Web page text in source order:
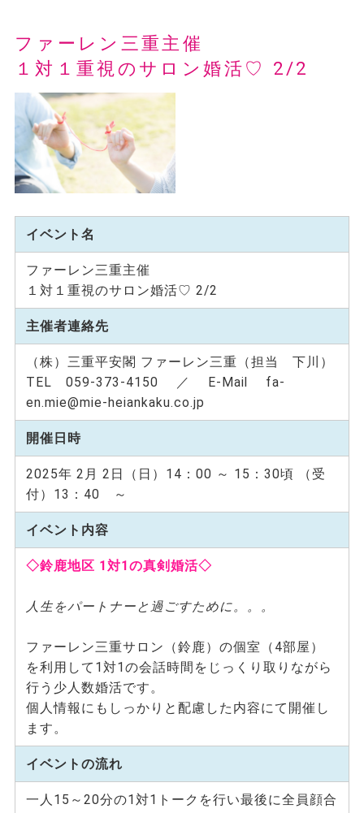
ファーレン三重主催
１対１重視のサロン婚活♡ 2/2
イベント名
ファーレン三重主催
１対１重視のサロン婚活♡ 2/2
主催者連絡先
（株）三重平安閣 ファーレン三重（担当 下川）
TEL 059-373-4150 ／ E-Mail fa-
en.mie@mie-heiankaku.co.jp
開催日時
2025年 2月 2日（日）14：00 ～ 15：30頃 （受
付）13：40 ～
イベント内容
◇鈴鹿地区 1対1の真剣婚活◇
人生をパートナーと過ごすために。。。
ファーレン三重サロン（鈴鹿）の個室（4部屋）
を利用して1対1の会話時間をじっくり取りながら
行う少人数婚活です。
個人情報にもしっかりと配慮した内容にて開催し
ます。
イベントの流れ
一人15～20分の1対1トークを行い最後に全員顔合